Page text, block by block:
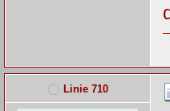
Linie 710